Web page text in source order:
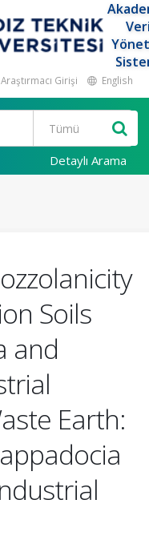
Araştırmacı Girişi English
Detaylı Arama
Soils
and
Earth: